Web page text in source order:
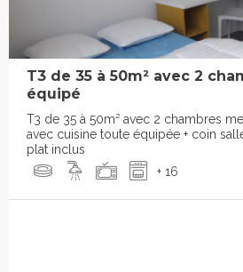
T3 de 35 à 50m² avec 2
équipé
T3 de 35 à 50m² avec 2 chambres
avec cuisine toute équipée + coin
plat inclus
+ 16